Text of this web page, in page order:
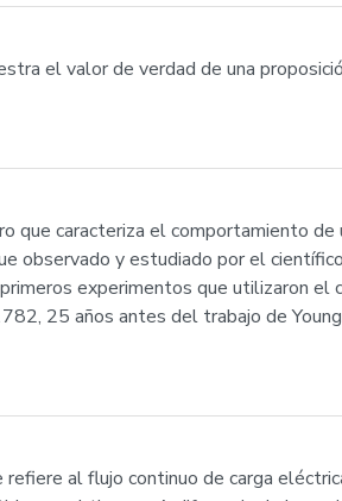
el valor de verdad de una
que caracteriza el comportamiento
observado y estudiado por el
experimentos que utilizaron el
25 años antes del trabajo de
al flujo continuo de carga